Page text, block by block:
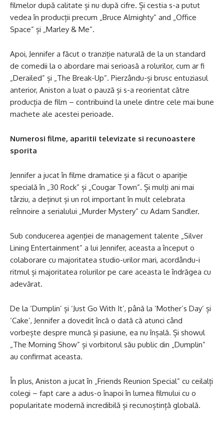
filmelor după calitate și nu după cifre. Și cestia s-a putut
vedea în producții precum „Bruce Almighty” and „Office
Space” și „Marley & Me”.
Apoi, Jennifer a făcut o tranziție naturală de la un standard
de comedii la o abordare mai serioasă a rolurilor, cum ar fi
„Derailed” și „The Break-Up”. Pierzându-și brusc entuziasul
anterior, Aniston a luat o pauză și s-a reorientat către
producția de film – contribuind la unele dintre cele mai bune
machete ale acestei perioade.
Numerosi filme, aparitii televizate si recunoastere
sporita
Jennifer a jucat în filme dramatice și a făcut o apariție
specială în „30 Rock” și „Cougar Town”. Și mulți ani mai
târziu, a deținut și un rol important în mult celebrata
reînnoire a serialului „Murder Mystery” cu Adam Sandler.
Sub conducerea agenției de management talente „Silver
Lining Entertainment” a lui Jennifer, aceasta a început o
colaborare cu majoritatea studio-urilor mari, acordându-i
ritmul și majoritatea rolurilor pe care aceasta le îndrăgea cu
adevărat.
De la ‘Dumplin’ și ‘Just Go With It’, până la ‘Mother’s Day’ și
‘Cake’, Jennifer a dovedit încă o dată că atunci când
vorbește despre muncă și pasiune, ea nu înșală. Și showul
„The Morning Show” și vorbitorul său public din „Dumplin”
au confirmat aceasta.
În plus, Aniston a jucat în „Friends Reunion Special” cu ceilalți
colegi – fapt care a adus-o înapoi în lumea filmului cu o
popularitate modernă incredibilă și recunoștință globală.